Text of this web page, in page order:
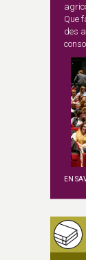
Que
des
EN